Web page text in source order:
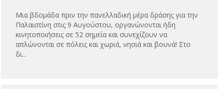
Μια βδομάδα πριν την πανελλαδική μέρα δράσης για την
Παλαιστίνη στις 9 Αυγούστου, οργανώνονται ήδη
κινητοποιήσεις σε 52 σημεία και συνεχίζουν να
απλώνονται σε πόλεις και χωριά, νησιά και βουνά! Στο
δι...